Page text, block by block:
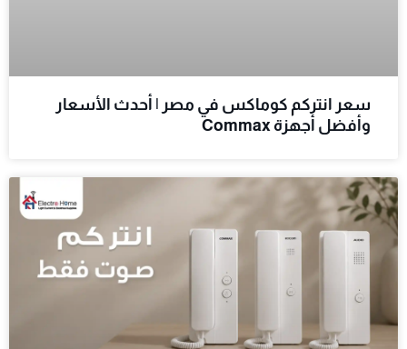
سعر انتركم كوماكس في مصر | أحدث الأسعار
وأفضل أجهزة Commax